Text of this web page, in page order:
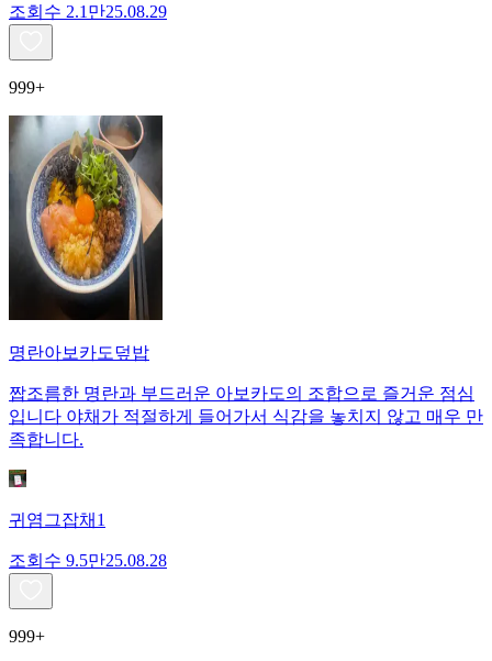
조회수 2.1만25.08.29
999+
명란아보카도덮밥
짭조름한 명란과 부드러운 아보카도의 조합으로 즐거운 점심
입니다 야채가 적절하게 들어가서 식감을 놓치지 않고 매우 만
족합니다.
귀염그잡채1
조회수 9.5만25.08.28
999+